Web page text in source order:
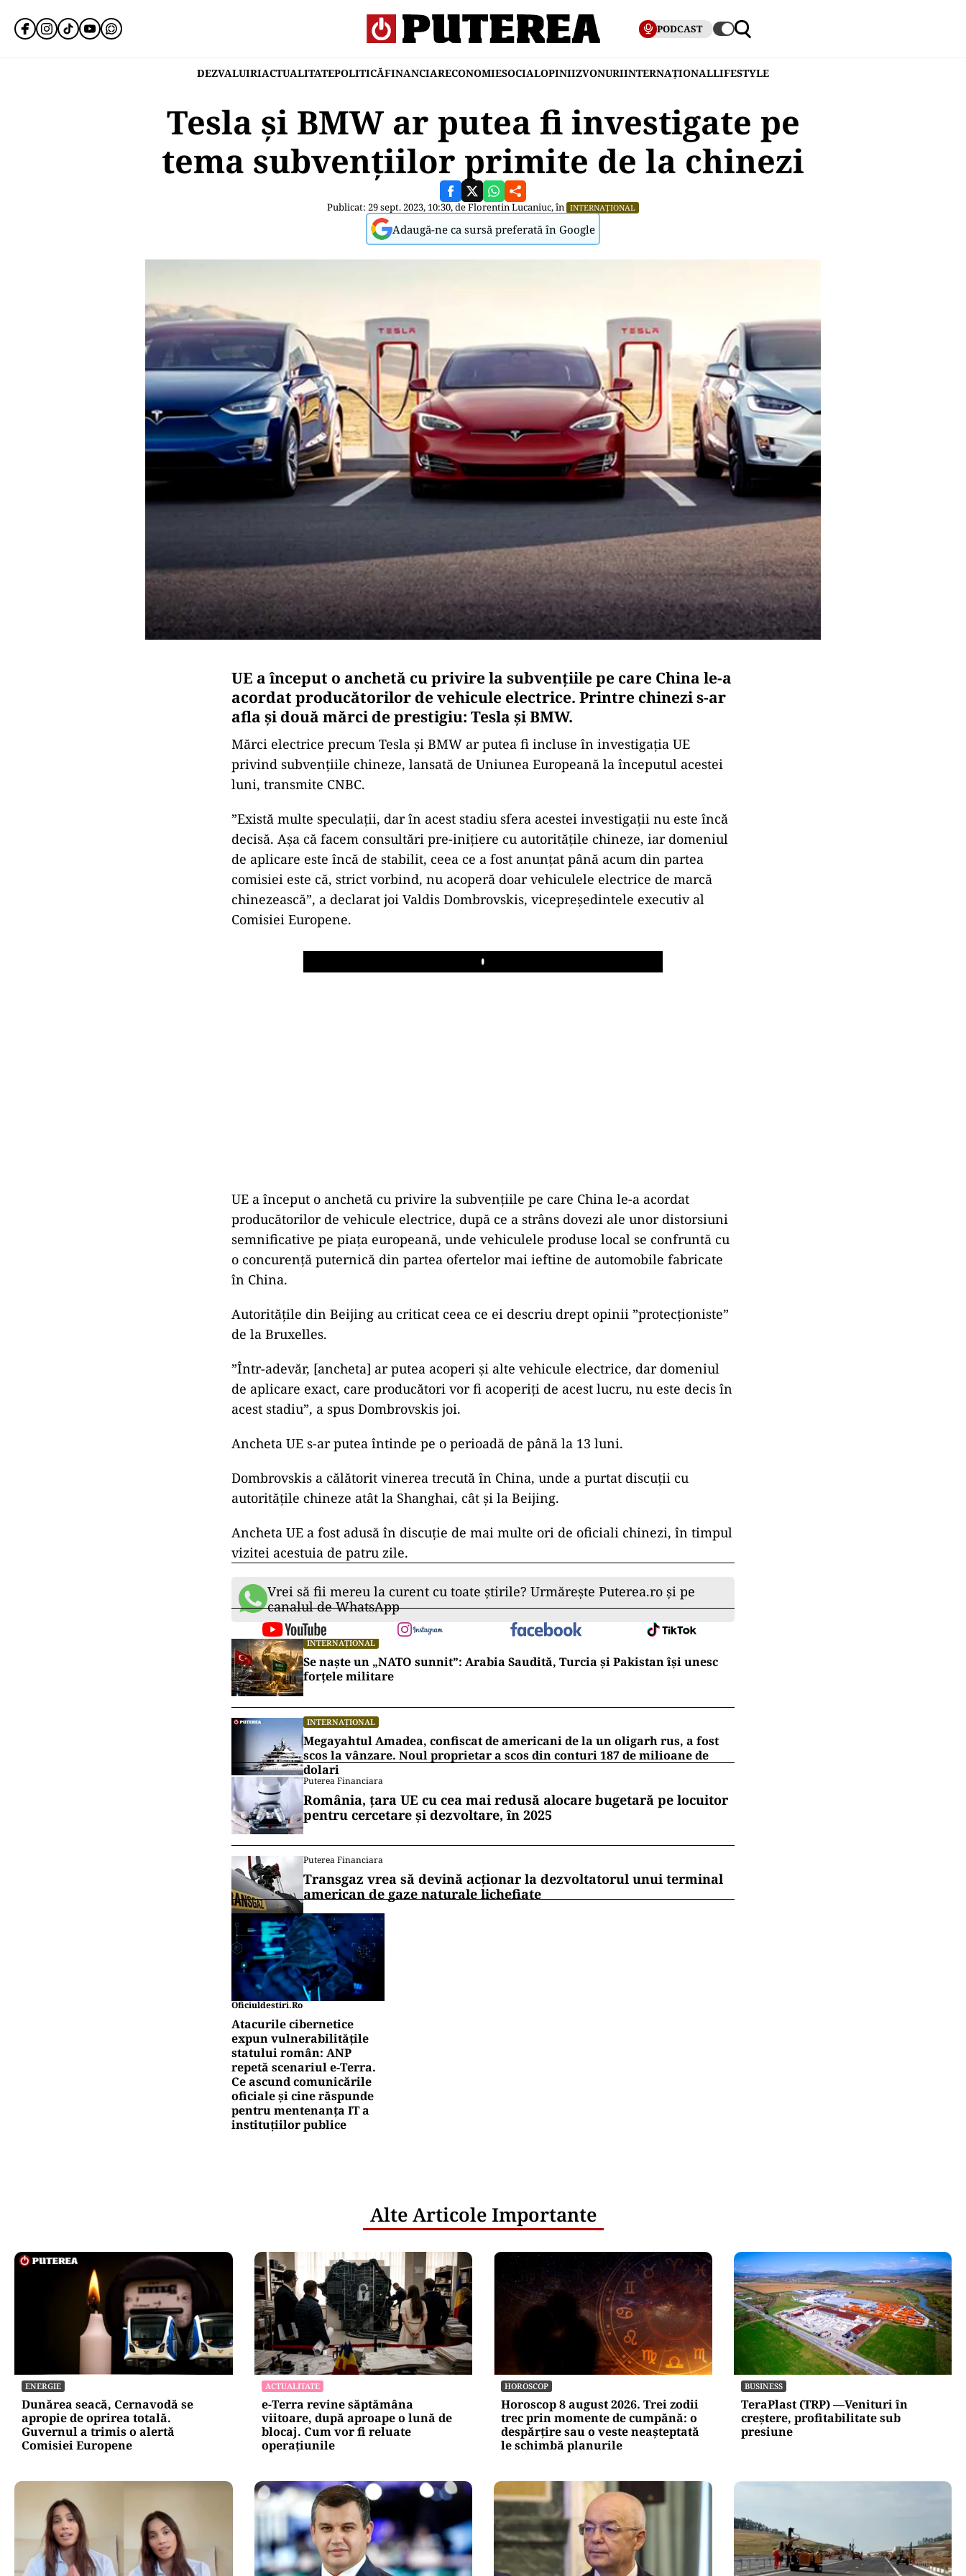
PODCAST
DEZVALUIRIACTUALITATEPOLITICĂFINANCIARECONOMIESOCIALOPINIIZVONURIINTERNAȚIONALLIFESTYLE
Tesla și BMW ar putea fi investigate pe
tema subvențiilor primite de la chinezi
Publicat: 29 sept. 2023, 10:30, deFlorentin Lucaniuc, în INTERNAȚIONAL
Adaugă-ne ca sursă preferată în Google
UE a început o anchetă cu privire la subvenţiile pe care China le-a
acordat producătorilor de vehicule electrice. Printre chinezi s-ar
afla și două mărci de prestigiu: Tesla și BMW.
Mărci electrice precum Tesla şi BMW ar putea fi incluse în investigaţia UE
privind subvenţiile chineze, lansată de Uniunea Europeană la începutul acestei
luni, transmite CNBC.
”Există multe speculaţii, dar în acest stadiu sfera acestei investigaţii nu este încă
decisă. Aşa că facem consultări pre-iniţiere cu autorităţile chineze, iar domeniul
de aplicare este încă de stabilit, ceea ce a fost anunţat până acum din partea
comisiei este că, strict vorbind, nu acoperă doar vehiculele electrice de marcă
chinezească”, a declarat joi Valdis Dombrovskis, vicepreşedintele executiv al
Comisiei Europene.
Play
UE a început o anchetă cu privire la subvenţiile pe care China le-a acordat
producătorilor de vehicule electrice, după ce a strâns dovezi ale unor distorsiuni
semnificative pe piaţa europeană, unde vehiculele produse local se confruntă cu
o concurenţă puternică din partea ofertelor mai ieftine de automobile fabricate
în China.
Autorităţile din Beijing au criticat ceea ce ei descriu drept opinii ”protecţioniste”
de la Bruxelles.
”Într-adevăr, [ancheta] ar putea acoperi şi alte vehicule electrice, dar domeniul
de aplicare exact, care producători vor fi acoperiţi de acest lucru, nu este decis în
acest stadiu”, a spus Dombrovskis joi.
Ancheta UE s-ar putea întinde pe o perioadă de până la 13 luni.
Dombrovskis a călătorit vinerea trecută în China, unde a purtat discuţii cu
autorităţile chineze atât la Shanghai, cât şi la Beijing.
Ancheta UE a fost adusă în discuţie de mai multe ori de oficiali chinezi, în timpul
vizitei acestuia de patru zile.
Vrei să fii mereu la curent cu toate știrile? Urmărește Puterea.ro și pe
canalul de WhatsApp
INTERNAȚIONAL
Se naște un „NATO sunnit”: Arabia Saudită, Turcia și Pakistan își unesc
forțele militare
INTERNAȚIONAL
Megayahtul Amadea, confiscat de americani de la un oligarh rus, a fost
scos la vânzare. Noul proprietar a scos din conturi 187 de milioane de
dolari
Puterea Financiara
România, țara UE cu cea mai redusă alocare bugetară pe locuitor
pentru cercetare și dezvoltare, în 2025
Puterea Financiara
Transgaz vrea să devină acționar la dezvoltatorul unui terminal
american de gaze naturale lichefiate
Oficiuldestiri.ro
Atacurile cibernetice
expun vulnerabilitățile
statului român: ANP
repetă scenariul e‑Terra.
Ce ascund comunicările
oficiale și cine răspunde
pentru mentenanța IT a
instituțiilor publice
Alte Articole Importante
ENERGIE
Dunărea seacă, Cernavodă se
apropie de oprirea totală.
Guvernul a trimis o alertă
Comisiei Europene
ACTUALITATE
e-Terra revine săptămâna
viitoare, după aproape o lună de
blocaj. Cum vor fi reluate
operațiunile
HOROSCOP
Horoscop 8 august 2026. Trei zodii
trec prin momente de cumpănă: o
despărțire sau o veste neașteptată
le schimbă planurile
BUSINESS
TeraPlast (TRP) —Venituri în
creștere, profitabilitate sub
presiune